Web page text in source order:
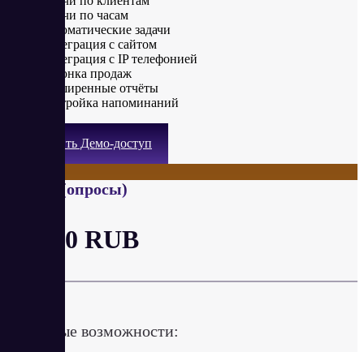
Задачи по часам
Автоматические задачи
Интеграция с сайтом
Интеграция с IP телефонией
Воронка продаж
Расширенные отчёты
Настройка напоминаний
Получить Демо-доступ
Квизы (опросы)
от 990 RUB
Ключевые возможности: